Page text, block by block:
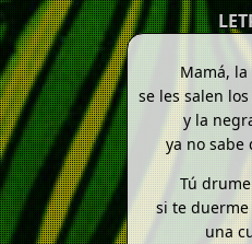
Mamá,
se les salen
y la
ya no sabe
Tú
si te duerme
una